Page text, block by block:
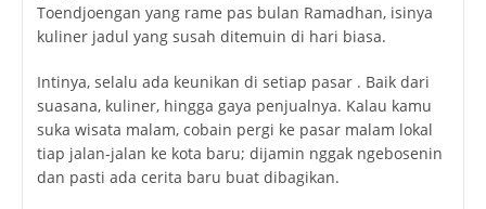
Toendjoengan yang rame pas bulan Ramadhan, isinya
kuliner jadul yang susah ditemuin di hari biasa.
Intinya, selalu ada keunikan di setiap pasar . Baik dari
suasana, kuliner, hingga gaya penjualnya. Kalau kamu
suka wisata malam, cobain pergi ke pasar malam lokal
tiap jalan-jalan ke kota baru; dijamin nggak ngebosenin
dan pasti ada cerita baru buat dibagikan.